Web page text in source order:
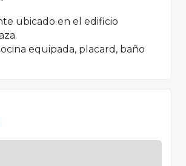
ubicado en el edificio
equipada, placard, baño